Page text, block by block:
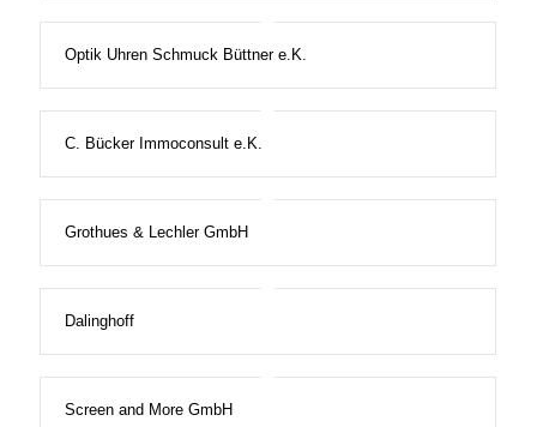
Optik Uhren Schmuck Büttner e.K.
C. Bücker Immoconsult e.K.
Grothues & Lechler GmbH
Dalinghoff
Screen and More GmbH